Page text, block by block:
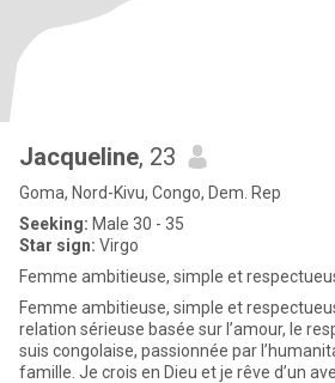
Jacqueline, 23
Goma, Nord-Kivu, Congo, Dem. Rep
Seeking: Male 30 - 35
Star sign: Virgo
Femme ambitieuse, simple et
Femme ambitieuse, simple et
relation sérieuse basée sur l’amour, le
suis congolaise, passionnée par
famille. Je crois en Dieu et je rêve d’un